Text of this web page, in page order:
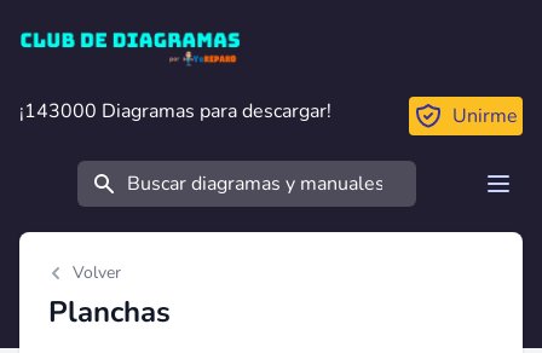
Club de Diagramas
¡143000 Diagramas para descargar!
¡143000 Diagramas para descargar! Unirme
Buscar
Volver
Planchas